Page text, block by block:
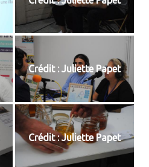
Crédit : Juliette Papet
Crédit : Juliette Papet